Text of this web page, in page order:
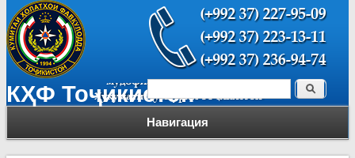
КҲФ Тоҷикистон
Навигация
Форма поиска Поиск